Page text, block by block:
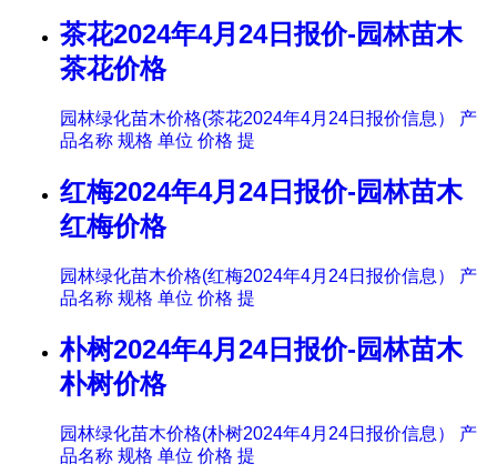
茶花2024年4月24日报价-园林苗木
茶花价格
园林绿化苗木价格(茶花2024年4月24日报价信息） 产
品名称 规格 单位 价格 提
红梅2024年4月24日报价-园林苗木
红梅价格
园林绿化苗木价格(红梅2024年4月24日报价信息） 产
品名称 规格 单位 价格 提
朴树2024年4月24日报价-园林苗木
朴树价格
园林绿化苗木价格(朴树2024年4月24日报价信息） 产
品名称 规格 单位 价格 提